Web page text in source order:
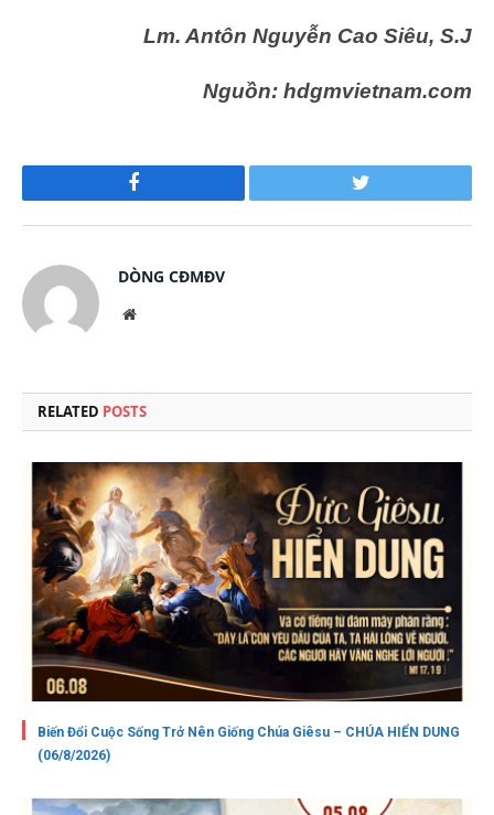
Lm. Antôn Nguyễn Cao Siêu, S.J
Nguồn: hdgmvietnam.com
Facebook Twitter
DÒNG CĐMĐV
Website
RELATED POSTS
Biến Đổi Cuộc Sống Trở Nên Giống Chúa Giêsu – CHÚA HIỂN DUNG
(06/8/2026)